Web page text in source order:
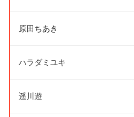
原田ちあき
ハラダミユキ
遥川遊